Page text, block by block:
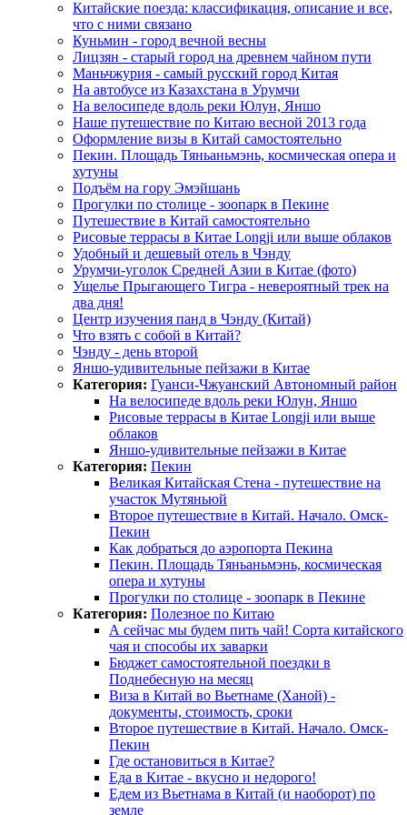
Китайские поезда: классификация, описание и все,
что с ними связано
Куньмин - город вечной весны
Лицзян - старый город на древнем чайном пути
Маньчжурия - самый русский город Китая
На автобусе из Казахстана в Урумчи
На велосипеде вдоль реки Юлун, Яншо
Наше путешествие по Китаю весной 2013 года
Оформление визы в Китай самостоятельно
Пекин. Площадь Тяньаньмэнь, космическая опера и
хутуны
Подъём на гору Эмэйшань
Прогулки по столице - зоопарк в Пекине
Путешествие в Китай самостоятельно
Рисовые террасы в Китае Longji или выше облаков
Удобный и дешевый отель в Чэнду
Урумчи-уголок Средней Азии в Китае (фото)
Ущелье Прыгающего Тигра - невероятный трек на
два дня!
Центр изучения панд в Чэнду (Китай)
Что взять с собой в Китай?
Чэнду - день второй
Яншо-удивительные пейзажи в Китае
Категория: Гуанси-Чжуанский Автономный район
На велосипеде вдоль реки Юлун, Яншо
Рисовые террасы в Китае Longji или выше
облаков
Яншо-удивительные пейзажи в Китае
Категория: Пекин
Великая Китайская Стена - путешествие на
участок Мутяньюй
Второе путешествие в Китай. Начало. Омск-
Пекин
Как добраться до аэропорта Пекина
Пекин. Площадь Тяньаньмэнь, космическая
опера и хутуны
Прогулки по столице - зоопарк в Пекине
Категория: Полезное по Китаю
А сейчас мы будем пить чай! Сорта китайского
чая и способы их заварки
Бюджет самостоятельной поездки в
Поднебесную на месяц
Виза в Китай во Вьетнаме (Ханой) -
документы, стоимость, сроки
Второе путешествие в Китай. Начало. Омск-
Пекин
Где остановиться в Китае?
Еда в Китае - вкусно и недорого!
Едем из Вьетнама в Китай (и наоборот) по
земле